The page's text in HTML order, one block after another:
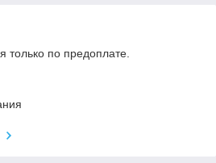
только по предоплате.